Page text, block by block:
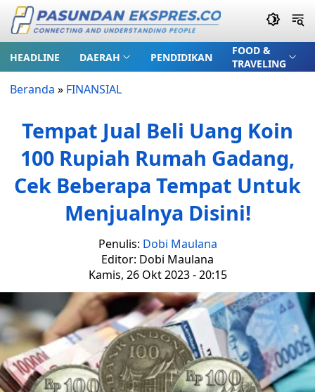
HEADLINE DAERAH PENDIDIKAN
FOOD &
TRAVELING
Beranda » FINANSIAL
Tempat Jual Beli Uang Koin
100 Rupiah Rumah Gadang,
Cek Beberapa Tempat Untuk
Menjualnya Disini!
Penulis: Dobi Maulana
Editor: Dobi Maulana
Kamis, 26 Okt 2023 - 20:15